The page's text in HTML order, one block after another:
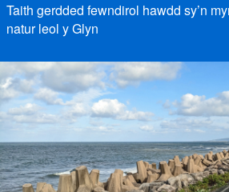
Taith gerdded fewndirol hawdd sy’n
natur leol y Glyn